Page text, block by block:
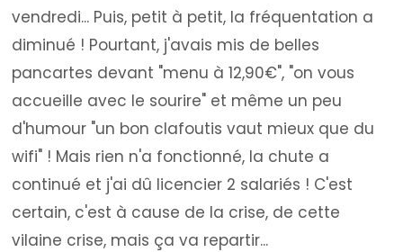
vendredi... Puis, petit à petit, la fréquentation a
diminué ! Pourtant, j'avais mis de belles
pancartes devant "menu à 12,90€", "on vous
accueille avec le sourire" et même un peu
d'humour "un bon clafoutis vaut mieux que du
wifi" ! Mais rien n'a fonctionné, la chute a
continué et j'ai dû licencier 2 salariés ! C'est
certain, c'est à cause de la crise, de cette
vilaine crise, mais ça va repartir...